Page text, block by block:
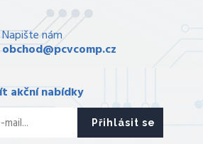
Napište nám
obchod@pcvcomp.cz
akční nabídky
Přihlásit se